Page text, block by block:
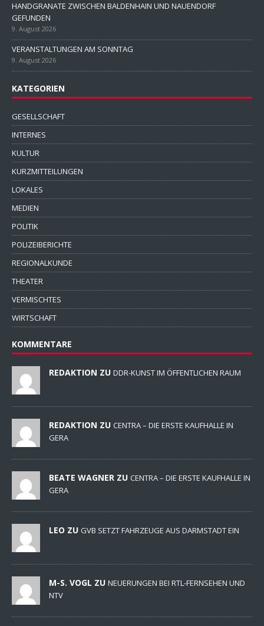
HANDGRANATE ZWISCHEN BALDENHAIN UND NAUENDORF
GEFUNDEN
9. August 2026
VERANSTALTUNGEN AM SONNTAG
9. August 2026
KATEGORIEN
GESELLSCHAFT
INTERNES
KULTUR
KURZMITTEILUNGEN
LOKALES
MEDIEN
POLITIK
POLIZEIBERICHTE
REGIONALKUNDE
THEATER
VERMISCHTES
WIRTSCHAFT
KOMMENTARE
REDAKTION ZU DDR-KUNST IM ÖFFENTLICHEN RAUM
REDAKTION ZU CENTRA – DIE ERSTE KAUFHALLE IN
GERA
BEATE WAGNER ZU CENTRA – DIE ERSTE KAUFHALLE IN
GERA
LEO ZU GVB SETZT FAHRZEUGE AUS DARMSTADT EIN
M-S. VOGL ZU NEUERUNGEN BEI RTL-FERNSEHEN UND
NTV